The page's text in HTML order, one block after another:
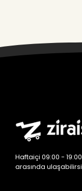
Haftaiçi 09:00 -
arasında